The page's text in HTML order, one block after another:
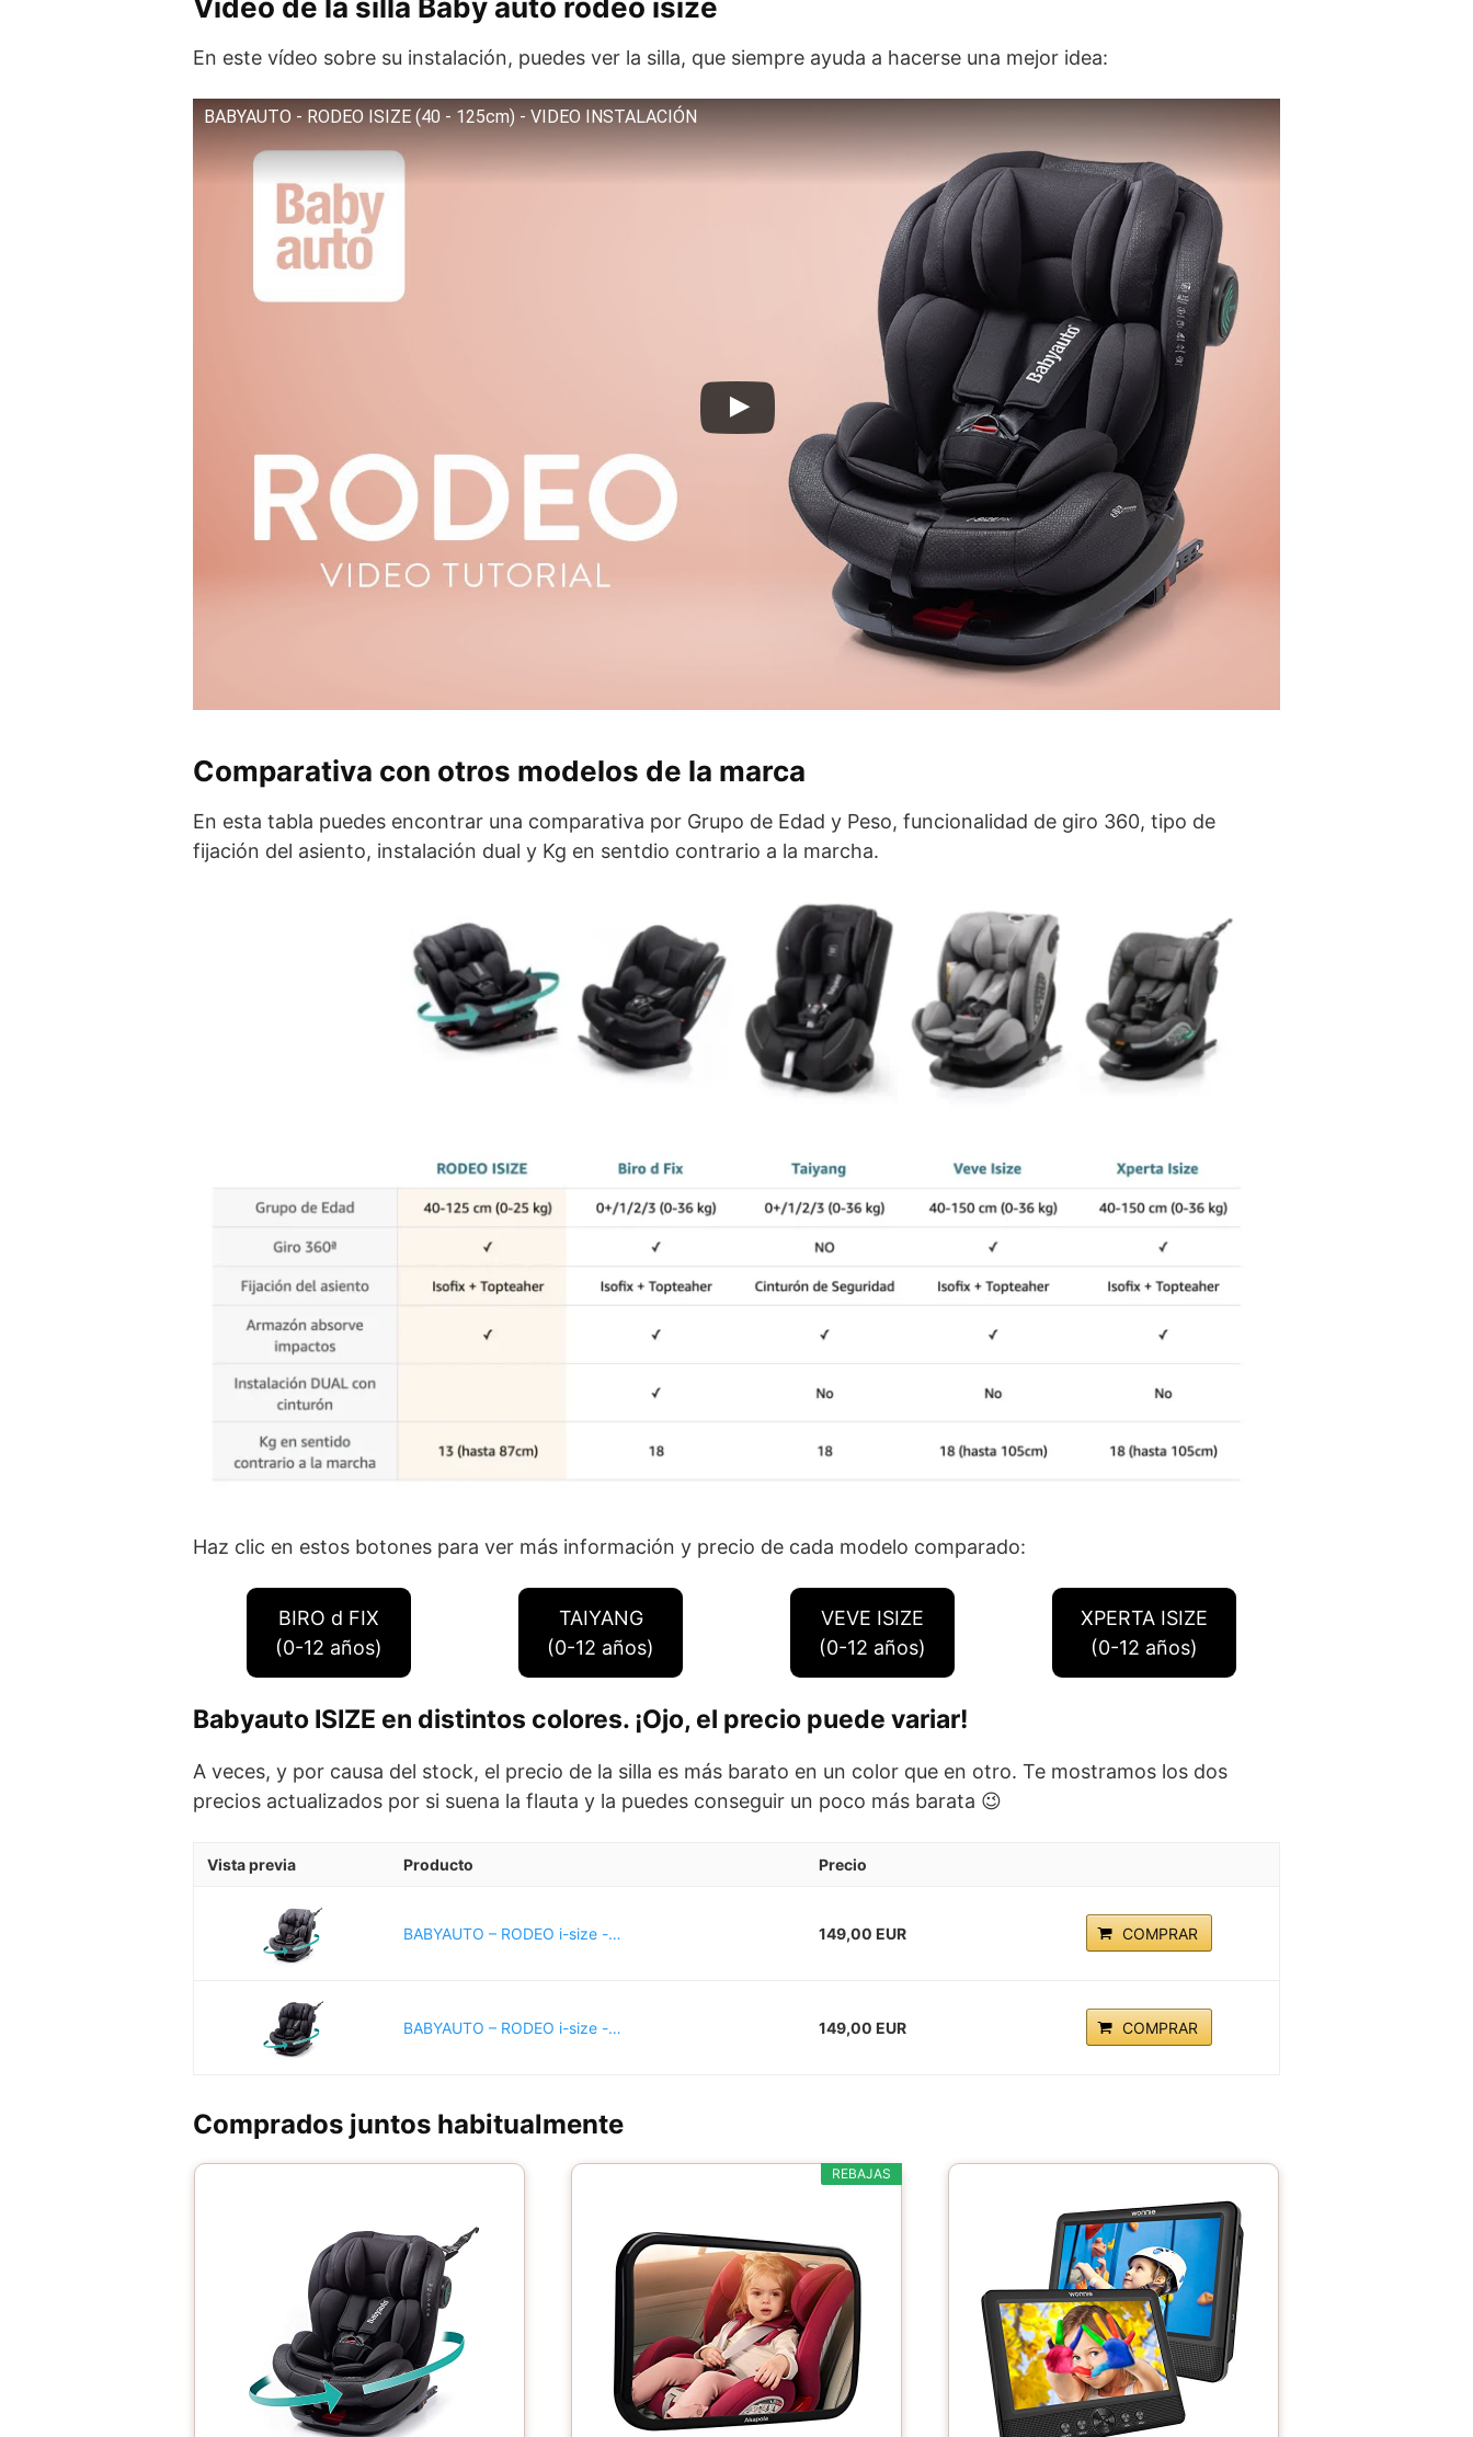
Vídeo de la silla Baby auto rodeo isize
En este vídeo sobre su instalación, puedes ver la silla, que siempre ayuda a hacerse una mejor idea:
BABYAUTO - RODEO ISIZE (40 - 125cm) - VIDEO INSTALACIÓN
Comparativa con otros modelos de la marca
En esta tabla puedes encontrar una comparativa por Grupo de Edad y Peso, funcionalidad de giro 360, tipo de
fijación del asiento, instalación dual y Kg en sentdio contrario a la marcha.
Haz clic en estos botones para ver más información y precio de cada modelo comparado:
BIRO d FIX
(0-12 años)
TAIYANG
(0-12 años)
VEVE ISIZE
(0-12 años)
XPERTA ISIZE
(0-12 años)
Babyauto ISIZE en distintos colores. ¡Ojo, el precio puede variar!
A veces, y por causa del stock, el precio de la silla es más barato en un color que en otro. Te mostramos los dos
precios actualizados por si suena la flauta y la puedes conseguir un poco más barata 😉
Vista previa Producto Precio
BABYAUTO – RODEO i-size -… 149,00 EUR COMPRAR
BABYAUTO – RODEO i-size -… 149,00 EUR COMPRAR
Comprados juntos habitualmente
REBAJAS